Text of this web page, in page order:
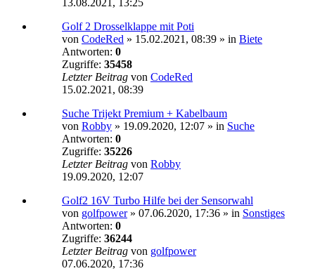
13.08.2021, 13:25
Golf 2 Drosselklappe mit Poti
von CodeRed » 15.02.2021, 08:39 » in Biete
Antworten: 0
Zugriffe: 35458
Letzter Beitrag von CodeRed
15.02.2021, 08:39
Suche Trijekt Premium + Kabelbaum
von Robby » 19.09.2020, 12:07 » in Suche
Antworten: 0
Zugriffe: 35226
Letzter Beitrag von Robby
19.09.2020, 12:07
Golf2 16V Turbo Hilfe bei der Sensorwahl
von golfpower» 07.06.2020, 17:36 » in Sonstiges
Antworten: 0
Zugriffe: 36244
Letzter Beitrag von golfpower
07.06.2020, 17:36